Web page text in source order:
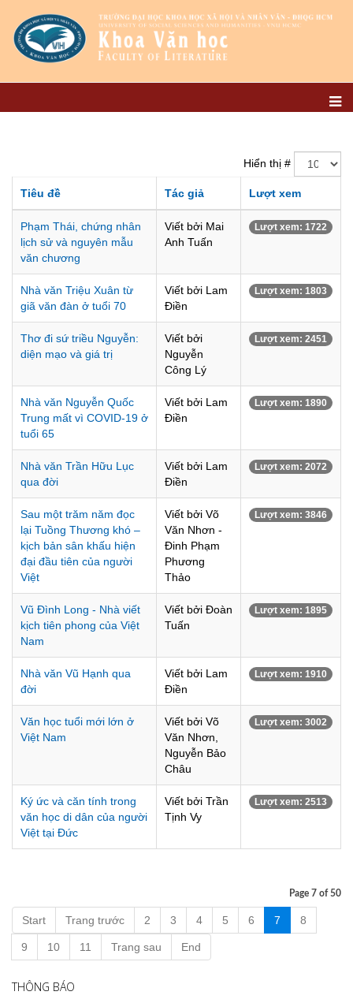
Hiển thị #
Tiêu đề Tác giả Lượt xem
Phạm Thái, chứng nhân
lịch sử và nguyên mẫu
văn chương
Viết bởi Mai
Anh Tuấn
Lượt xem: 1722
Nhà văn Triệu Xuân từ
giã văn đàn ở tuổi 70
Viết bởi Lam
Điền
Lượt xem: 1803
Thơ đi sứ triều Nguyễn:
diện mạo và giá trị
Viết bởi
Nguyễn
Công Lý
Lượt xem: 2451
Nhà văn Nguyễn Quốc
Trung mất vì COVID-19 ở
tuổi 65
Viết bởi Lam
Điền
Lượt xem: 1890
Nhà văn Trần Hữu Lục
qua đời
Viết bởi Lam
Điền
Lượt xem: 2072
Sau một trăm năm đọc
lại Tuồng Thương khó –
kịch bản sân khấu hiện
đại đầu tiên của người
Việt
Viết bởi Võ
Văn Nhơn -
Đinh Phạm
Phương
Thảo
Lượt xem: 3846
Vũ Đình Long - Nhà viết
kịch tiên phong của Việt
Nam
Viết bởi Đoàn
Tuấn
Lượt xem: 1895
Nhà văn Vũ Hạnh qua
đời
Viết bởi Lam
Điền
Lượt xem: 1910
Văn học tuổi mới lớn ở
Việt Nam
Viết bởi Võ
Văn Nhơn,
Nguyễn Bảo
Châu
Lượt xem: 3002
Ký ức và căn tính trong
văn học di dân của người
Việt tại Đức
Viết bởi Trần
Tịnh Vy
Lượt xem: 2513
Page 7 of 50
Start Trang trước 2 3 4 5 6 7 8
9 10 11 Trang sau End
THÔNG BÁO